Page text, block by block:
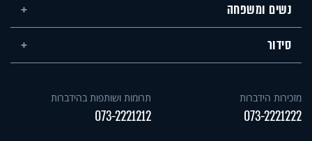
נשים ומשפחה
סידור
מזכירות הידברות
073-2221222
תרומות ושותפות בהידברות
073-2221212